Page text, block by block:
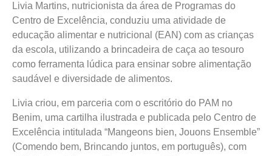
Livia Martins, nutricionista da área de Programas do
Centro de Excelência, conduziu uma atividade de
educação alimentar e nutricional (EAN) com as crianças
da escola, utilizando a brincadeira de caça ao tesouro
como ferramenta lúdica para ensinar sobre alimentação
saudável e diversidade de alimentos.
Livia criou, em parceria com o escritório do PAM no
Benim, uma cartilha ilustrada e publicada pelo Centro de
Excelência intitulada “Mangeons bien, Jouons Ensemble”
(Comendo bem, Brincando juntos, em português), com